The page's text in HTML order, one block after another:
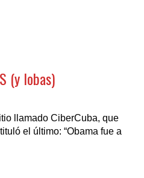
(y lobas)
llamado CiberCuba, que
el último: “Obama fue a